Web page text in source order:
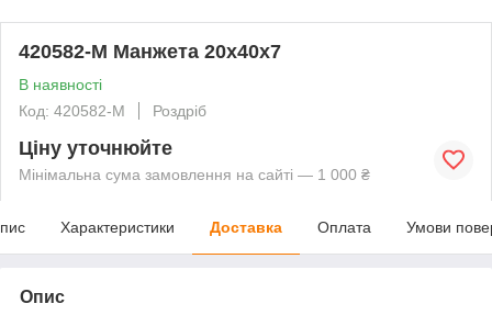
420582-M Манжета 20х40х7
В наявності
Код: 420582-M
Роздріб
Ціну уточнюйте
Мінімальна сума замовлення на сайті — 1 000 ₴
Характеристики Доставка Оплата Умови
Опис